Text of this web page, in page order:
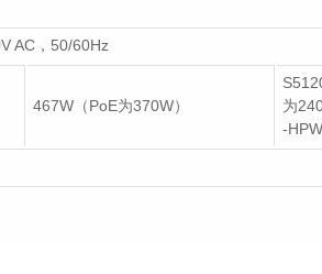
AC，50/60Hz
467W（PoE为370W）
为
-